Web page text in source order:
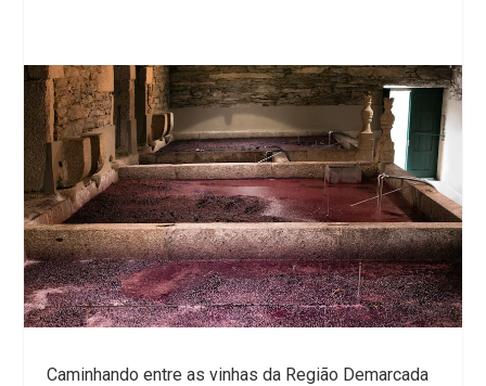
Caminhando entre as vinhas da Região Demarcada